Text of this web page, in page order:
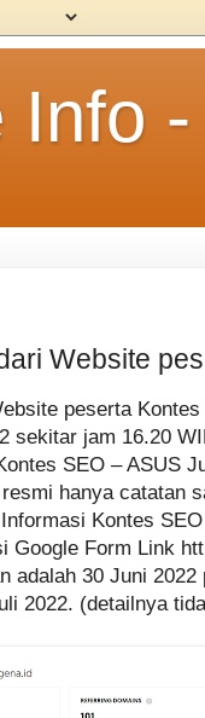
Info
Website
peserta
sekitar jam 16.20
SEO – ASUS
hanya catatan
Kontes
Google Form Link
adalah 30 Juni
2022. (detailnya